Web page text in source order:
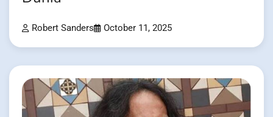
Robert Sanders October 11, 2025